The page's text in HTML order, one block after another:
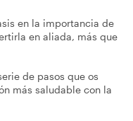
en la importancia de
en aliada, más que
de pasos que os
más saludable con la